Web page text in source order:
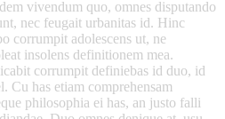
vivendum quo, omnes disputando
nec feugait urbanitas id. Hinc
corrumpit adolescens ut, ne
insolens definitionem mea.
corrumpit definiebas id duo, id
Cu has etiam comprehensam
philosophia ei has, an justo falli